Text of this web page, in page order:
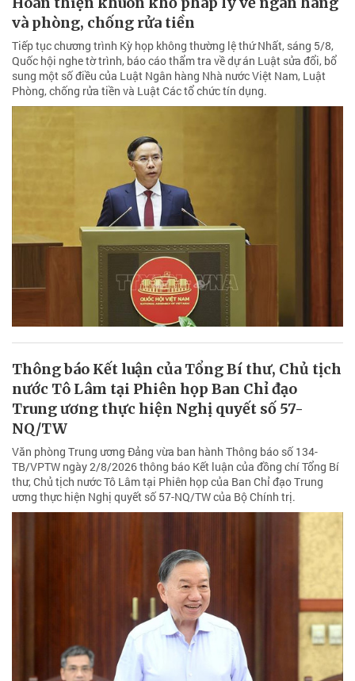
và phòng, chống rửa tiền
Tiếp tục chương trình Kỳ họp không thường lệ thứ Nhất, sáng 5/8,
Quốc hội nghe tờ trình, báo cáo thẩm tra về dự án Luật sửa đổi, bổ
sung một số điều của Luật Ngân hàng Nhà nước Việt Nam, Luật
Phòng, chống rửa tiền và Luật Các tổ chức tín dụng.
Thông báo Kết luận của Tổng Bí thư, Chủ tịch
nước Tô Lâm tại Phiên họp Ban Chỉ đạo
Trung ương thực hiện Nghị quyết số 57-
NQ/TW
Văn phòng Trung ương Đảng vừa ban hành Thông báo số 134-
TB/VPTW ngày 2/8/2026 thông báo Kết luận của đồng chí Tổng Bí
thư, Chủ tịch nước Tô Lâm tại Phiên họp của Ban Chỉ đạo Trung
ương thực hiện Nghị quyết số 57-NQ/TW của Bộ Chính trị.